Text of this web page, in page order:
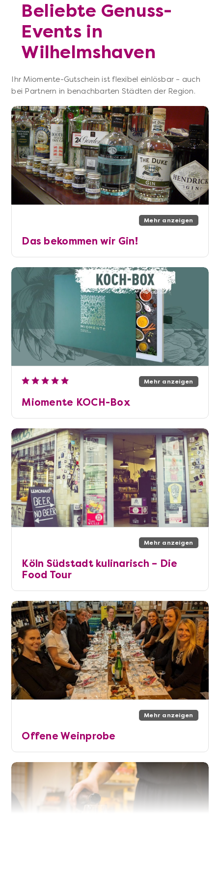
Beliebte Genuss-
Events in
Wilhelmshaven
Ihr Miomente-Gutschein ist flexibel einlösbar – auch
bei Partnern in benachbarten Städten der Region.
Mehr anzeigen
Das bekommen wir Gin!
Mehr anzeigen
Miomente KOCH-Box
Mehr anzeigen
Köln Südstadt kulinarisch – Die
Food Tour
Mehr anzeigen
Offene Weinprobe